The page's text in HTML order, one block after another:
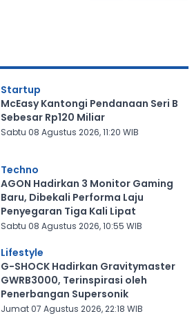
Startup
McEasy Kantongi Pendanaan Seri B
Sebesar Rp120 Miliar
Sabtu 08 Agustus 2026, 11:20 WIB
Techno
AGON Hadirkan 3 Monitor Gaming
Baru, Dibekali Performa Laju
Penyegaran Tiga Kali Lipat
Sabtu 08 Agustus 2026, 10:55 WIB
Lifestyle
G-SHOCK Hadirkan Gravitymaster
GWRB3000, Terinspirasi oleh
Penerbangan Supersonik
Jumat 07 Agustus 2026, 22:18 WIB